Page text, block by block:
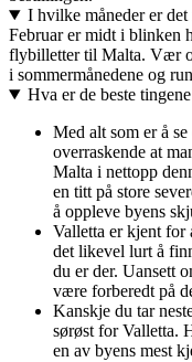
I hvilke måneder er
Februar er midt i blinken
flybilletter til Malta. Vær
i sommermånedene og
Hva er de beste
Med alt som er å
overraskende at
Malta i nettopp
en titt på store
å oppleve byens
Valletta er kjent for
det likevel lurt å
du er der. Uansett
være forberedt på
Kanskje du tar
sørøst for Valletta.
en av byens mest